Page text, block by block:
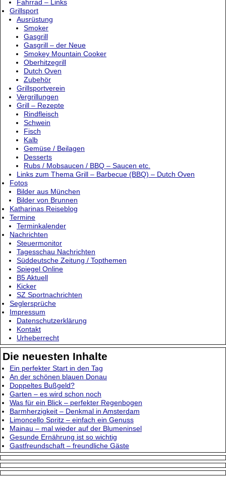
Fahrrad – Links
Grillsport
Ausrüstung
Smoker
Gasgrill
Gasgrill – der Neue
Smokey Mountain Cooker
Oberhitzegrill
Dutch Oven
Zubehör
Grillsportverein
Vergrillungen
Grill – Rezepte
Rindfleisch
Schwein
Fisch
Kalb
Gemüse / Beilagen
Desserts
Rubs / Mobsaucen / BBQ – Saucen etc.
Links zum Thema Grill – Barbecue (BBQ) – Dutch Oven
Fotos
Bilder aus München
Bilder von Brunnen
Katharinas Reiseblog
Termine
Terminkalender
Nachrichten
Steuermonitor
Tagesschau Nachrichten
Süddeutsche Zeitung / Topthemen
Spiegel Online
B5 Aktuell
Kicker
SZ Sportnachrichten
Seglersprüche
Impressum
Datenschutzerklärung
Kontakt
Urheberrecht
Die neuesten Inhalte
Ein perfekter Start in den Tag
An der schönen blauen Donau
Doppeltes Bußgeld?
Garten – es wird schon noch
Was für ein Blick – perfekter Regenbogen
Barmherzigkeit – Denkmal in Amsterdam
Limoncello Spritz – einfach ein Genuss
Mainau – mal wieder auf der Blumeninsel
Gesunde Ernährung ist so wichtig
Gastfreundschaft – freundliche Gäste